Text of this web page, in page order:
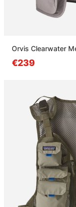
Orvis Clearwater
€239